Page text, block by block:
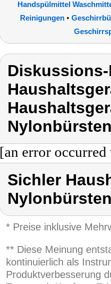
Handspülmittel
Reinigungen•
[an error
Sichler
* Preise inklusive
** Diese Meinung
kontinuierlich als
Produktverbesserung